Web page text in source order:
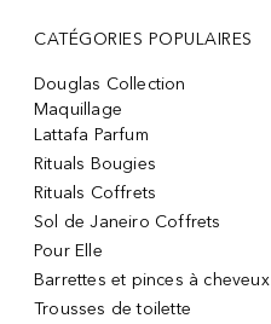
CATÉGORIES POPULAIRES
Douglas Collection
Maquillage
Lattafa Parfum
Rituals Bougies
Rituals Coffrets
Sol de Janeiro Coffrets
Pour Elle
Barrettes et pinces à cheveux
Trousses de toilette